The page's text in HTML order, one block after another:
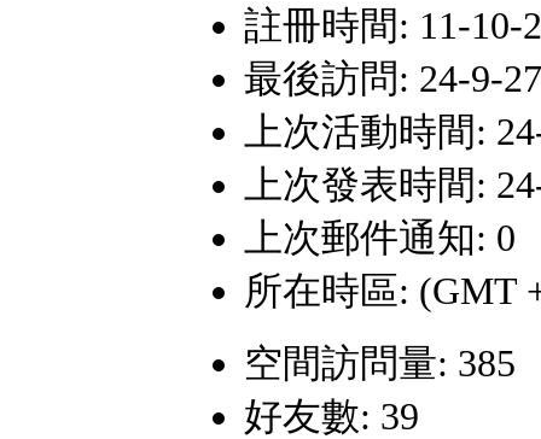
註冊時間: 11-10-
最後訪問: 24-9-
上次活動時間:
上次發表時間:
上次郵件通知: 0
所在時區: (GMT
空間訪問量: 385
好友數: 39